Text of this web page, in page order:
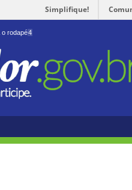
Simplifique!
o rodapé4